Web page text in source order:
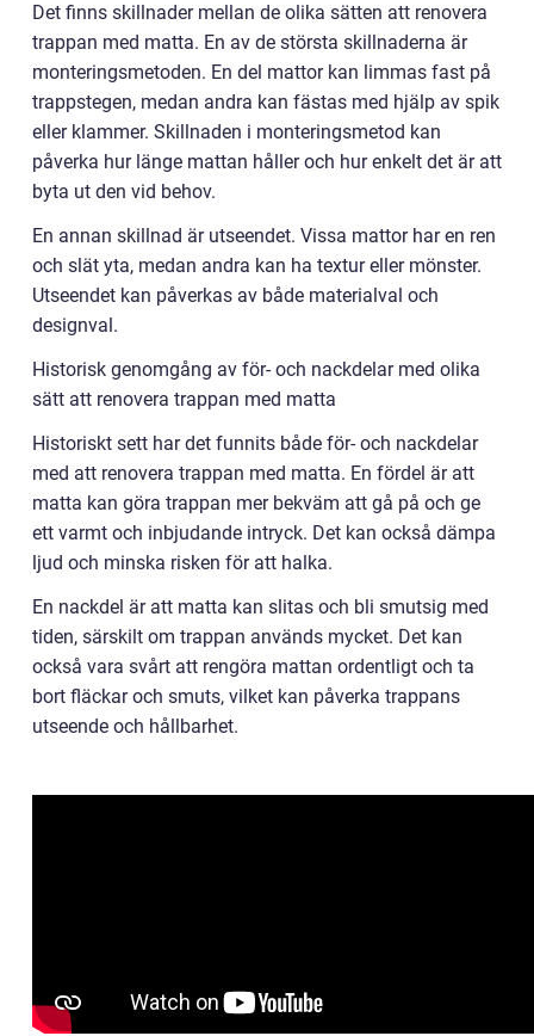
Det finns skillnader mellan de olika sätten att renovera
trappan med matta. En av de största skillnaderna är
monteringsmetoden. En del mattor kan limmas fast på
trappstegen, medan andra kan fästas med hjälp av spik
eller klammer. Skillnaden i monteringsmetod kan
påverka hur länge mattan håller och hur enkelt det är att
byta ut den vid behov.
En annan skillnad är utseendet. Vissa mattor har en ren
och slät yta, medan andra kan ha textur eller mönster.
Utseendet kan påverkas av både materialval och
designval.
Historisk genomgång av för- och nackdelar med olika
sätt att renovera trappan med matta
Historiskt sett har det funnits både för- och nackdelar
med att renovera trappan med matta. En fördel är att
matta kan göra trappan mer bekväm att gå på och ge
ett varmt och inbjudande intryck. Det kan också dämpa
ljud och minska risken för att halka.
En nackdel är att matta kan slitas och bli smutsig med
tiden, särskilt om trappan används mycket. Det kan
också vara svårt att rengöra mattan ordentligt och ta
bort fläckar och smuts, vilket kan påverka trappans
utseende och hållbarhet.